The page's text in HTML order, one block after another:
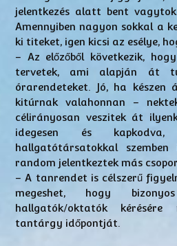
jelentkezés alatt bent
Amennyiben nagyon sokkal a
ki titeket, igen kicsi az esélye,
– Az előzőből következik,
tervetek, ami alapján át
órarendeteket. Jó, ha készen
kitúrnak valahonnan –
célirányosan veszitek át
idegesen és
hallgatótársatokkal
random jelentkeztek más
– A tanrendet is célszerű
megeshet, hogy
hallgatók/oktatók kérésére
tantárgy időpontját.